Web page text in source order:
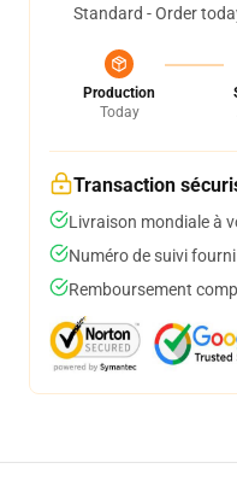
Standard - Order
Production
Today
Transaction
Livraison mondiale à
Numéro de suivi
Remboursement